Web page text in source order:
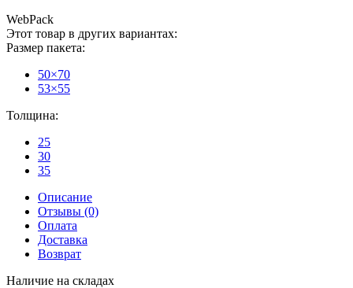
WebPack
Этот товар в других вариантах:
Размер пакета:
50×70
53×55
Толщина:
25
30
35
Описание
Отзывы (0)
Оплата
Доставка
Возврат
Наличие на складах